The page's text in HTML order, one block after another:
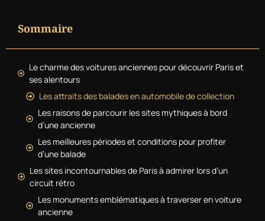
Sommaire
Le charme des voitures anciennes pour découvrir Paris et
ses alentours
Les attraits des balades en automobile de collection
Les raisons de parcourir les sites mythiques à bord
d’une ancienne
Les meilleures périodes et conditions pour profiter
d’une balade
Les sites incontournables de Paris à admirer lors d’un
circuit rétro
Les monuments emblématiques à traverser en voiture
ancienne